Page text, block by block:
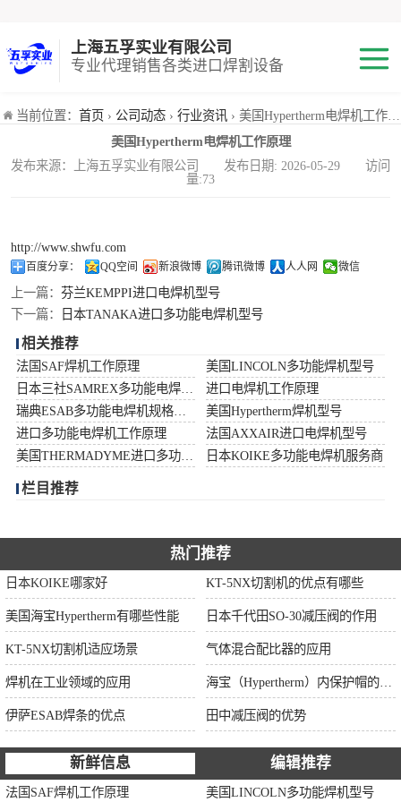
上海五孚实业有限公司
专业代理销售各类进口焊割设备
当前位置： 首页 › 公司动态 › 行业资讯 › 美国Hypertherm电焊机工作原理
美国Hypertherm电焊机工作原理
发布来源：上海五孚实业有限公司 发布日期: 2026-05-29 访问
量:73
http://www.shwfu.com
百度分享： QQ空间 新浪微博 腾讯微博 人人网 微信
上一篇： 芬兰KEMPPI进口电焊机型号
下一篇：
日本TANAKA进口多功能电焊机型号
相关推荐
法国SAF焊机工作原理
美国LINCOLN多功能焊机型号
进口电焊机工作原理
美国Hypertherm焊机型号
进口多功能电焊机工作原理
法国AXXAIR进口电焊机型号
日本KOIKE多功能电焊机服务商
栏目推荐
热门推荐
日本KOIKE哪家好 KT-5NX切割机的优点有哪些
美国海宝Hypertherm有哪些性能 日本千代田SO-30减压阀的作用
KT-5NX切割机适应场景 气体混合配比器的应用
焊机在工业领域的应用
伊萨ESAB焊条的优点 田中减压阀的优势
新鲜信息 编辑推荐
法国SAF焊机工作原理 美国LINCOLN多功能焊机型号
焊机
切割机
小池划线嘴
气体混合配比器
海宝Hypertherm
减压阀
伊萨ESAB焊条
面罩